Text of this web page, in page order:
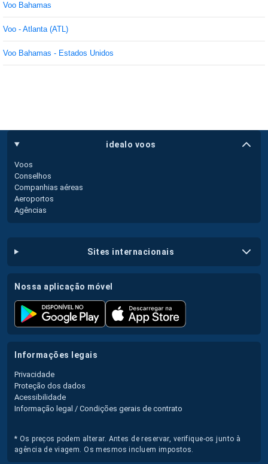
Voo Bahamas
Voo - Atlanta (ATL)
Voo Bahamas - Estados Unidos
idealo voos
Voos
Conselhos
Companhias aéreas
Aeroportos
Agências
sites internacionais
nossa aplicação móvel
informações legais
Privacidade
Proteção dos dados
Acessibilidade
Informação legal / Condições gerais de contrato
* Os preços podem alterar. Antes de reservar, verifique-os junto à
agência de viagem. Os mesmos incluem impostos.